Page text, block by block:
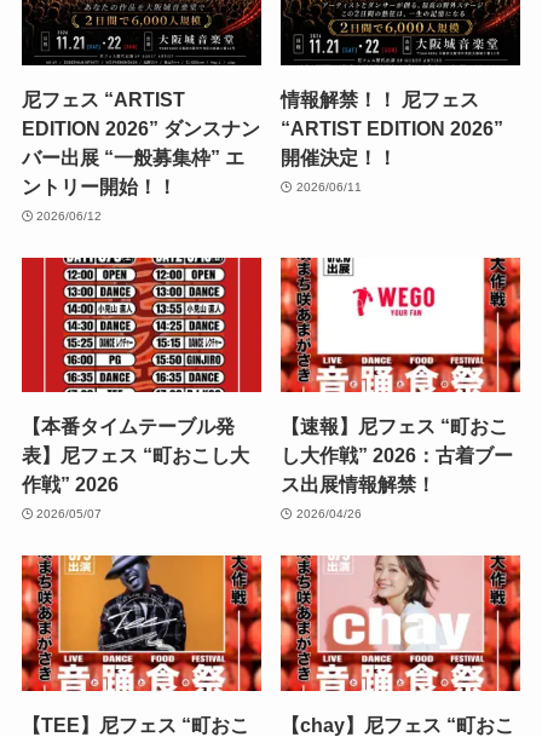
尼フェス “ARTIST
EDITION 2026” ダンスナン
バー出展 “一般募集枠” エ
ントリー開始！！
2026/06/12
情報解禁！！ 尼フェス
“ARTIST EDITION 2026”
開催決定！！
2026/06/11
【本番タイムテーブル発
表】尼フェス “町おこし大
作戦” 2026
2026/05/07
【速報】尼フェス “町おこ
し大作戦” 2026：古着ブー
ス出展情報解禁！
2026/04/26
【TEE】尼フェス “町おこ
【chay】尼フェス “町おこ